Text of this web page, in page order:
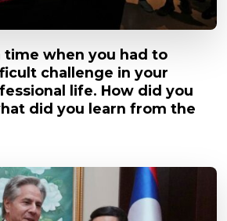
time when you had to
challenge in your
life. How did you
did you learn from the